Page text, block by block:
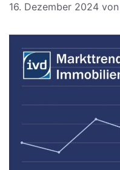
16. Dezember 2024 von